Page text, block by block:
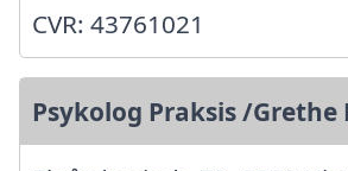
CVR: 43761021
Psykolog Praksis /Grethe